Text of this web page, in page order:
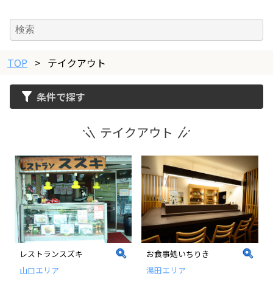
その他
求人情報
お得
新規登録の事業者の皆様
すでにご登録済み事業者の皆様
イベント情報の掲載はこちら
TOP > テイクアウト
条件で探す
テイクアウト
レストランスズキ
山口エリア
お食事処いちりき
湯田エリア